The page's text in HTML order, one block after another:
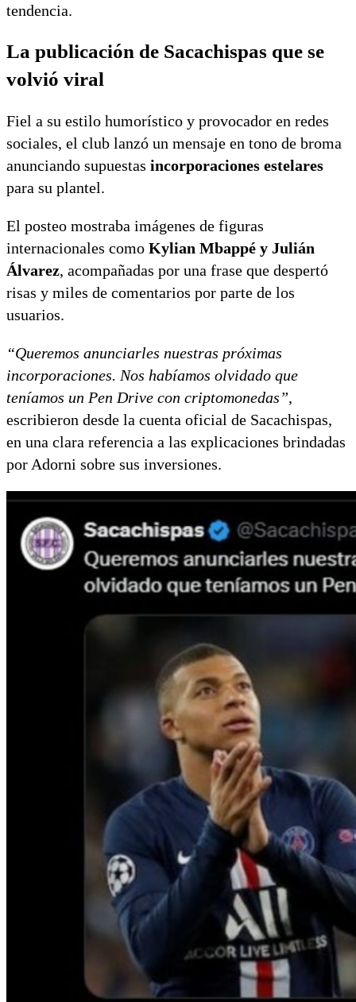
tendencia.
La publicación de Sacachispas que se
volvió viral
Fiel a su estilo humorístico y provocador en redes
sociales, el club lanzó un mensaje en tono de broma
anunciando supuestas incorporaciones estelares
para su plantel.
El posteo mostraba imágenes de figuras
internacionales como Kylian Mbappé y Julián
Álvarez, acompañadas por una frase que despertó
risas y miles de comentarios por parte de los
usuarios.
“Queremos anunciarles nuestras próximas
incorporaciones. Nos habíamos olvidado que
teníamos un Pen Drive con criptomonedas”,
escribieron desde la cuenta oficial de Sacachispas,
en una clara referencia a las explicaciones brindadas
por Adorni sobre sus inversiones.